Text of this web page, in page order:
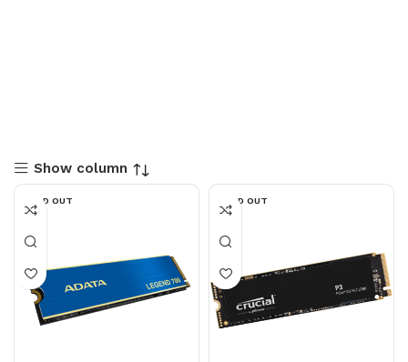
Show column
SOLD OUT SOLD OUT